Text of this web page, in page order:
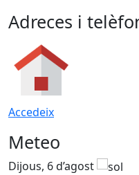
Adreces i
Accedeix
Meteo
Dijous, 6 d’agost